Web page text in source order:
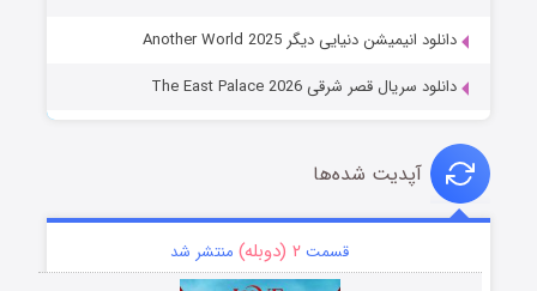
دانلود انیمیشن دنیایی دیگر Another World 2025
دانلود سریال قصر شرقی The East Palace 2026
آپدیت شده‌ها
قسمت ۲ (دوبله) منتشر شد